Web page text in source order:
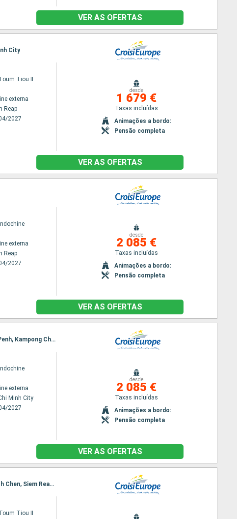
VER AS OFERTAS
City
Tiou II
externa
Reap
2027
desde
1 679 €
Taxas incluídas
Animações a bordo:
Pensão completa
VER AS OFERTAS
externa
Reap
2027
desde
2 085 €
Taxas incluídas
Animações a bordo:
Pensão completa
VER AS OFERTAS
Itinerário : Ho Chi Minh City, Chau Doc, Chao gao Canal, Cai Be, Sa Dec, Chau Doc, Phnom Penh, Kampong Chhnang, Tonle, Angkor (Angkor Vat)
externa
Minh City
2027
desde
2 085 €
Taxas incluídas
Animações a bordo:
Pensão completa
VER AS OFERTAS
Itinerário : Ho Chi Minh City, Cai Be, Sa Dec, Chau Doc, Phnom Penh, Kampong Chhnang, Koh Chen, Siem Reap, Angkor (Angkor Vat), Siem Reap, Angkor (Angkor Vat)
Tiou II